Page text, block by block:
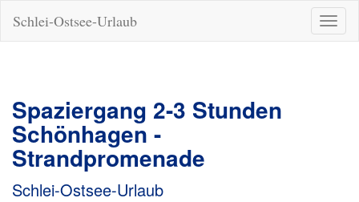
ein-/
Schlei-Ostsee-Urlaub
Spaziergang 2-3 Stunden
Schönhagen -
Strandpromenade
Schlei-Ostsee-Urlaub